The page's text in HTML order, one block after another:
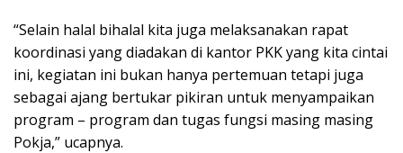
“Selain halal bihalal kita juga melaksanakan rapat
koordinasi yang diadakan di kantor PKK yang kita cintai
ini, kegiatan ini bukan hanya pertemuan tetapi juga
sebagai ajang bertukar pikiran untuk menyampaikan
program – program dan tugas fungsi masing masing
Pokja,” ucapnya.